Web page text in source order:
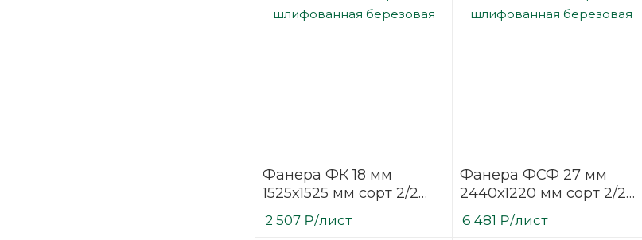
Фанера ФК 18 мм
1525х1525 мм сорт 2/2
шлифованная
березовая
2 507 ₽/лист
Фанера ФСФ 27 мм
2440х1220 мм сорт 2/2
шлифованная
березовая
6 481 ₽/лист